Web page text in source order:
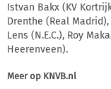
Istvan Bakx (KV
Drenthe (Real
Lens (N.E.C.), Roy
Heerenveen).
Meer op KNVB.nl